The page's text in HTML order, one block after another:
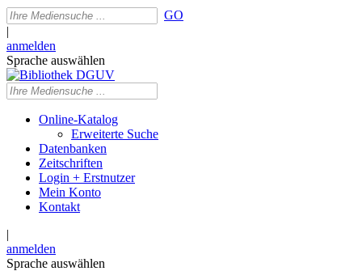
GO
|
anmelden
Sprache auswählen
Online-Katalog
Erweiterte Suche
Datenbanken
Zeitschriften
Login + Erstnutzer
Mein Konto
Kontakt
|
anmelden
Sprache auswählen